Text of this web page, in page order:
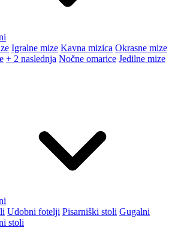
Igralne mize Kavna mizica Okrasne mize
+ 2 naslednja Nočne omarice Jedilne mize
Udobni fotelji Pisarniški stoli Gugalni
stoli